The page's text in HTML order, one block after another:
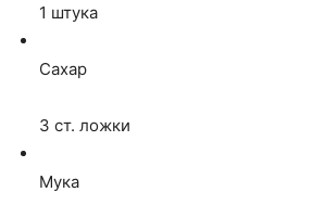
1 штука
Сахар
3 ст. ложки
Мука